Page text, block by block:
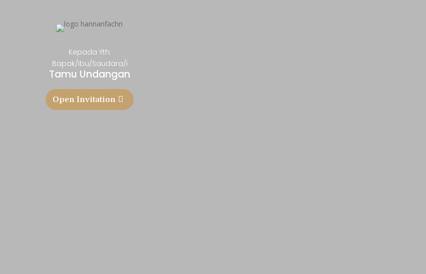
Kepada Yth.
Bapak/Ibu/Saudara/i
Tamu Undangan
Open Invitation